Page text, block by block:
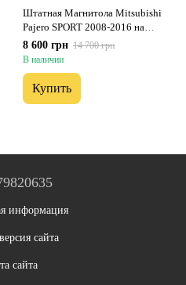
Штатная Магнитола Mitsubishi
Pajero SPORT 2008-2016 на
Android Модель FS-A7-8octa-
CarPlay
8 600 грн 14 700 грн
В наличии
Купить
информация
сайта
сайта